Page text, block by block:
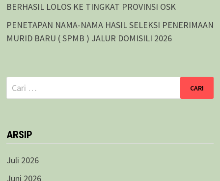
BERHASIL LOLOS KE TINGKAT PROVINSI OSK
PENETAPAN NAMA-NAMA HASIL SELEKSI PENERIMAAN
MURID BARU ( SPMB ) JALUR DOMISILI 2026
Cari
untuk:
ARSIP
Juli 2026
Juni 2026